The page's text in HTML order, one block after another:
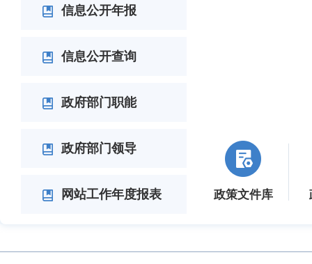
信息公开年报
信息公开查询
政府部门职能
政府部门领导
网站工作年度报表 政策文件库